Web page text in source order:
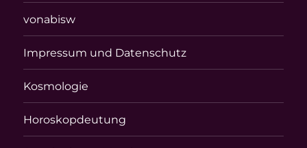
vonabisw
Impressum und Datenschutz
Kosmologie
Horoskopdeutung